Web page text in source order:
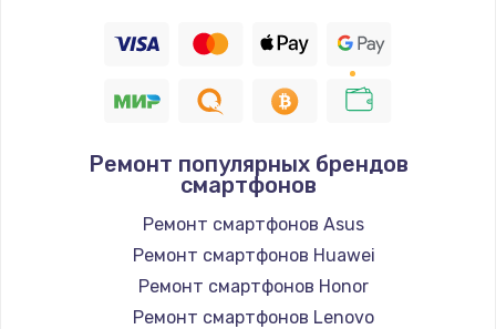
Ремонт популярных брендов
смартфонов
Ремонт смартфонов Asus
Ремонт смартфонов Huawei
Ремонт смартфонов Honor
Ремонт смартфонов Lenovo